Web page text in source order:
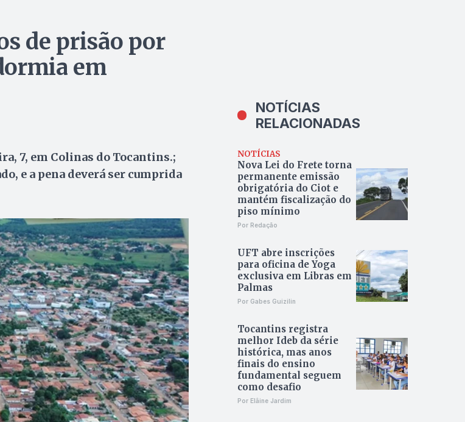
de prisão por
em
7, em Colinas do Tocantins.;
e a pena deverá ser cumprida
NOTÍCIAS
RELACIONADAS
NOTÍCIAS
Nova Lei do Frete torna
permanente emissão
obrigatória do Ciot e
mantém fiscalização do
piso mínimo
Por Redação
UFT abre inscrições
para oficina de Yoga
exclusiva em Libras em
Palmas
Por Gabes Guizilin
Tocantins registra
melhor Ideb da série
histórica, mas anos
finais do ensino
fundamental seguem
como desafio
Por Elâine Jardim